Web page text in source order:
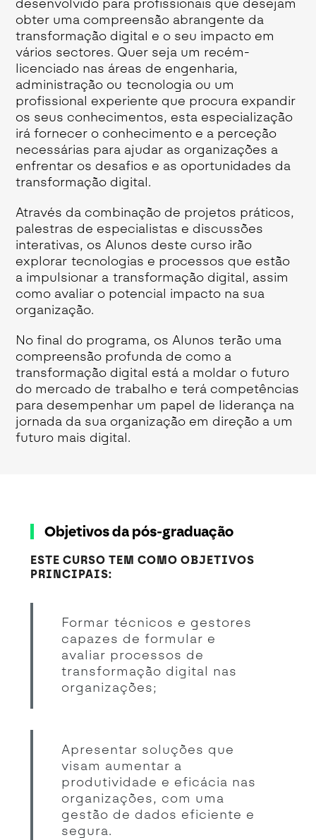
desenvolvido para profissionais que desejam
obter uma compreensão abrangente da
transformação digital e o seu impacto em
vários sectores. Quer seja um recém-
licenciado nas áreas de engenharia,
administração ou tecnologia ou um
profissional experiente que procura expandir
os seus conhecimentos, esta especialização
irá fornecer o conhecimento e a perceção
necessárias para ajudar as organizações a
enfrentar os desafios e as oportunidades da
transformação digital.
Através da combinação de projetos práticos,
palestras de especialistas e discussões
interativas, os Alunos deste curso irão
explorar tecnologias e processos que estão
a impulsionar a transformação digital, assim
como avaliar o potencial impacto na sua
organização.
No final do programa, os Alunos terão uma
compreensão profunda de como a
transformação digital está a moldar o futuro
do mercado de trabalho e terá competências
para desempenhar um papel de liderança na
jornada da sua organização em direção a um
futuro mais digital.
Objetivos da pós-graduação
ESTE CURSO TEM COMO OBJETIVOS
PRINCIPAIS:
Formar técnicos e gestores
capazes de formular e
avaliar processos de
transformação digital nas
organizações;
Apresentar soluções que
visam aumentar a
produtividade e eficácia nas
organizações, com uma
gestão de dados eficiente e
segura.